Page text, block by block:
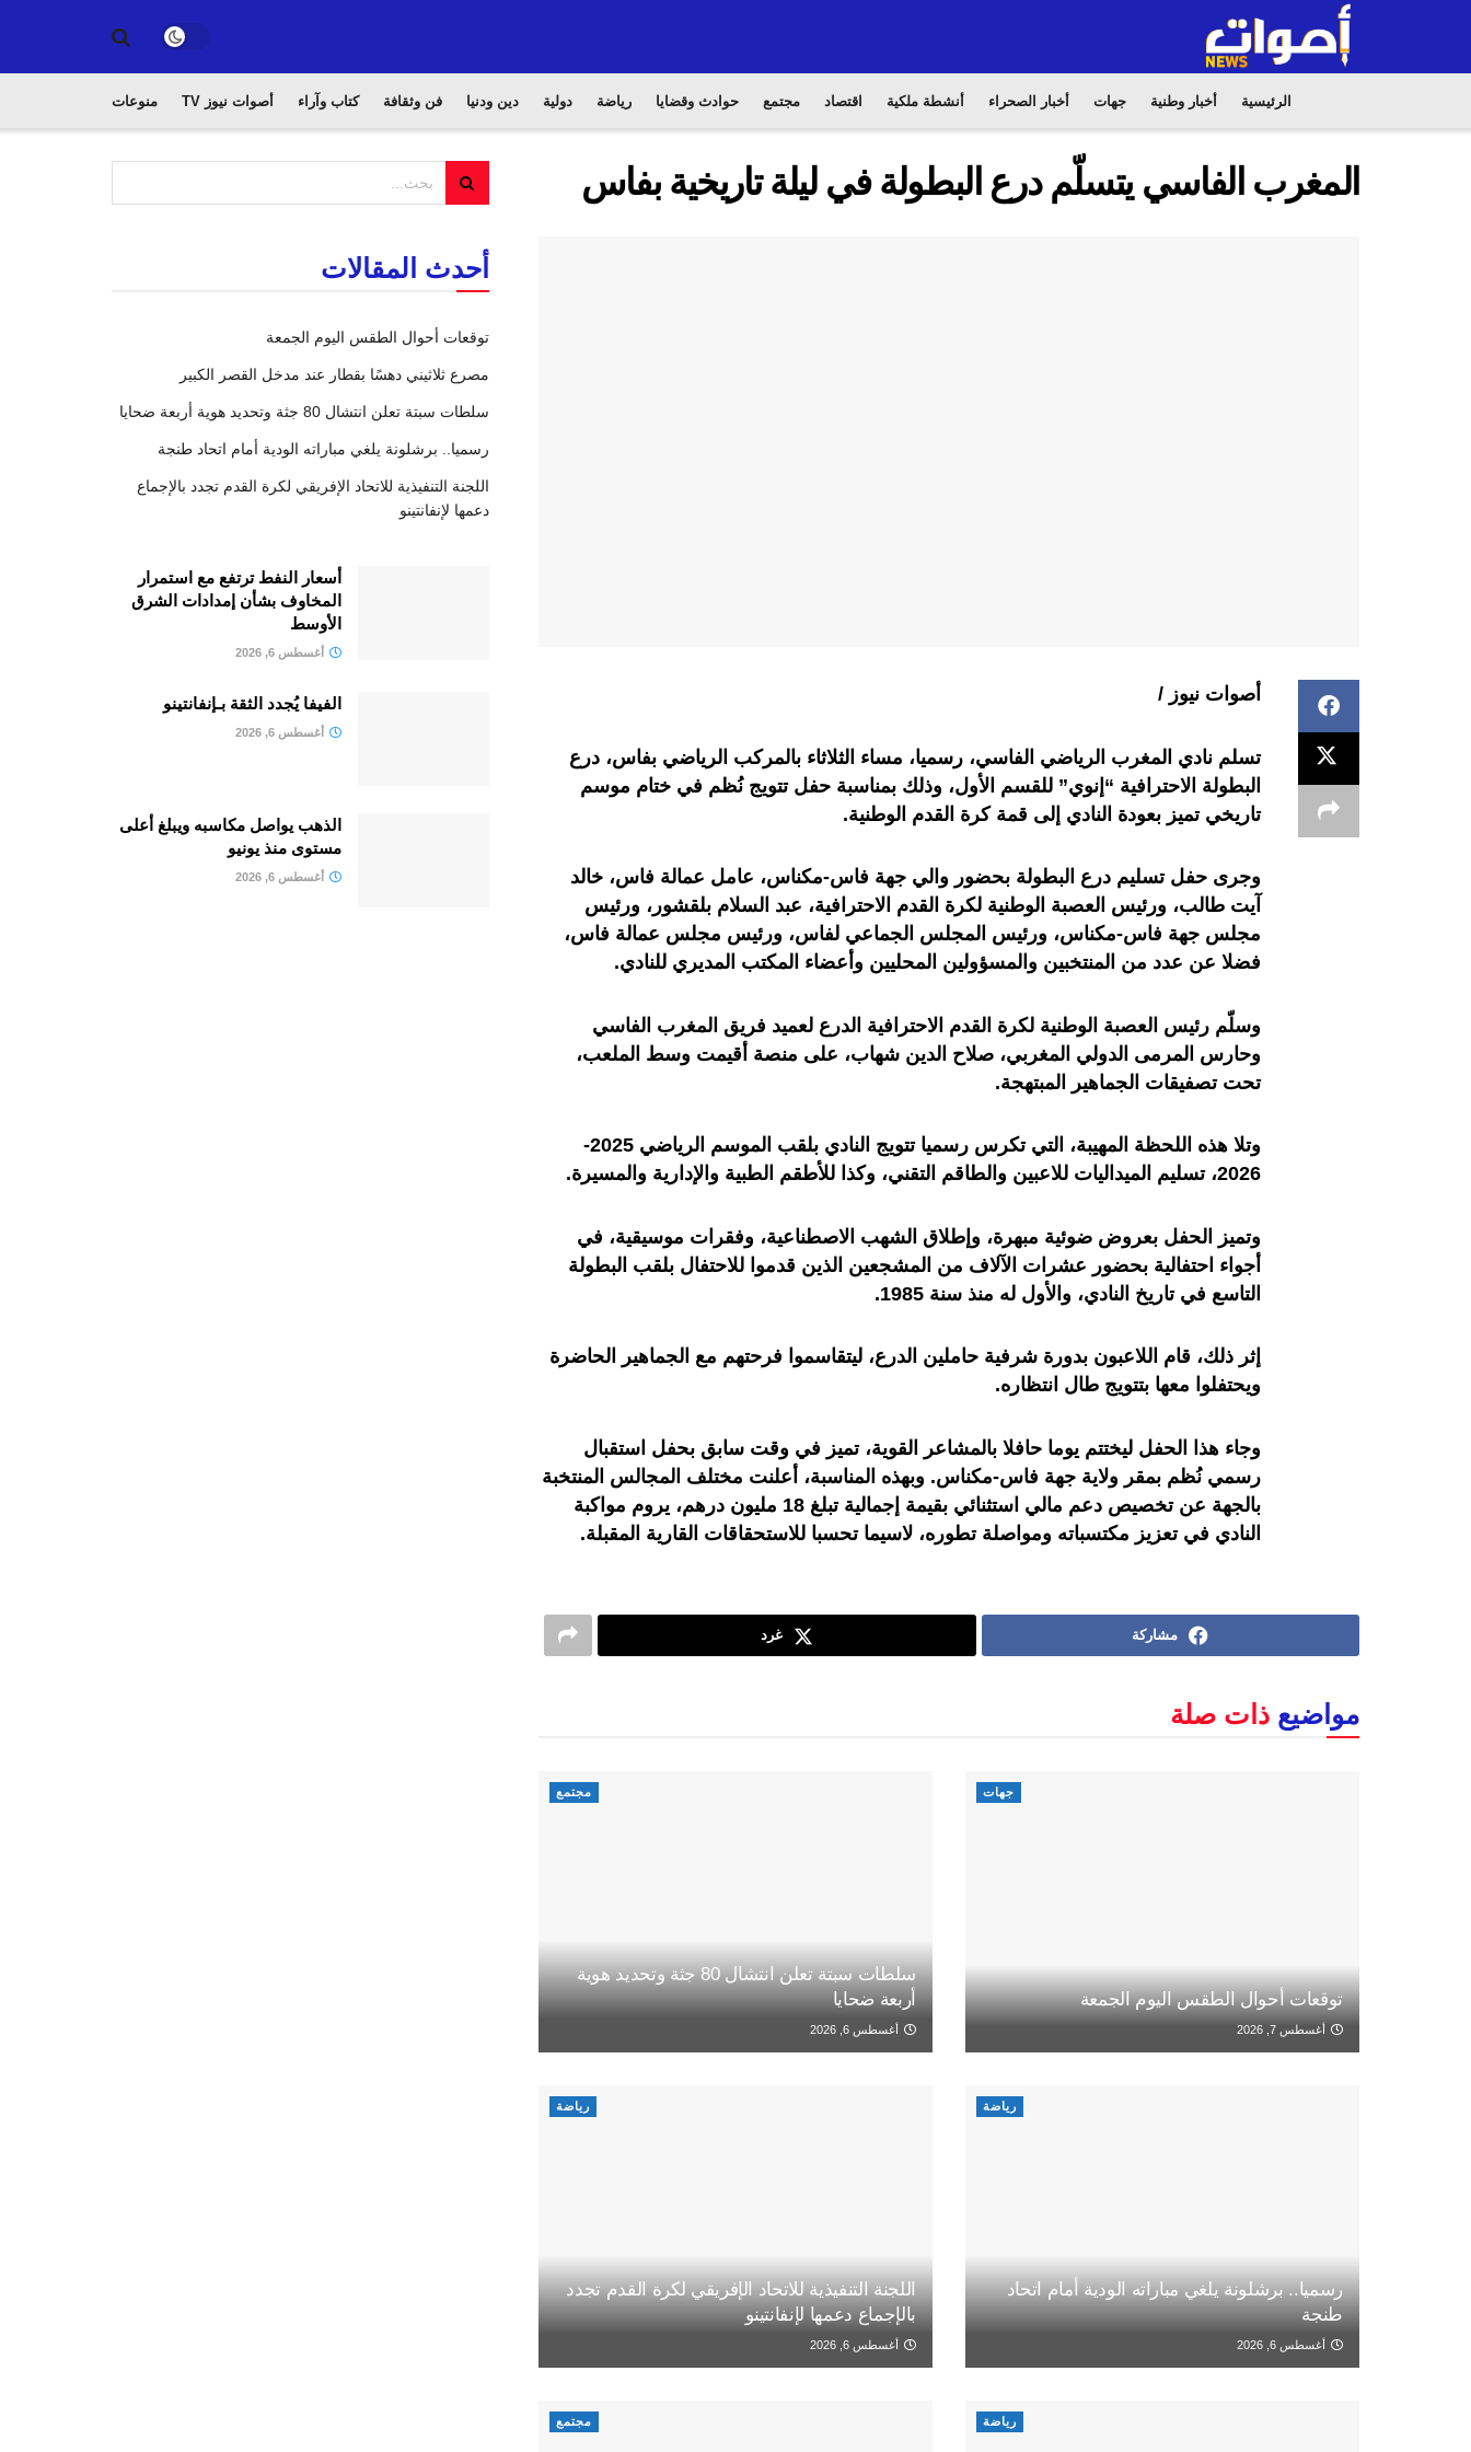
الرئيسية أخبار وطنية جهات أخبار الصحراء أنشطة ملكية اقتصاد مجتمع حوادث وقضايا رياضة دولية دين ودنيا فن وثقافة كتاب وآراء أصوات نيوز TV منوعات
المغرب الفاسي يتسلّم درع البطولة في ليلة تاريخية بفاس
أصوات نيوز /
تسلم نادي المغرب الرياضي الفاسي، رسميا، مساء الثلاثاء بالمركب الرياضي بفاس، درع
البطولة الاحترافية “إنوي” للقسم الأول، وذلك بمناسبة حفل تتويج نُظم في ختام موسم
تاريخي تميز بعودة النادي إلى قمة كرة القدم الوطنية.
وجرى حفل تسليم درع البطولة بحضور والي جهة فاس-مكناس، عامل عمالة فاس، خالد
آيت طالب، ورئيس العصبة الوطنية لكرة القدم الاحترافية، عبد السلام بلقشور، ورئيس
مجلس جهة فاس-مكناس، ورئيس المجلس الجماعي لفاس، ورئيس مجلس عمالة فاس،
فضلا عن عدد من المنتخبين والمسؤولين المحليين وأعضاء المكتب المديري للنادي.
وسلّم رئيس العصبة الوطنية لكرة القدم الاحترافية الدرع لعميد فريق المغرب الفاسي
وحارس المرمى الدولي المغربي، صلاح الدين شهاب، على منصة أقيمت وسط الملعب،
تحت تصفيقات الجماهير المبتهجة.
وتلا هذه اللحظة المهيبة، التي تكرس رسميا تتويج النادي بلقب الموسم الرياضي 2025-
2026، تسليم الميداليات للاعبين والطاقم التقني، وكذا للأطقم الطبية والإدارية والمسيرة.
وتميز الحفل بعروض ضوئية مبهرة، وإطلاق الشهب الاصطناعية، وفقرات موسيقية، في
أجواء احتفالية بحضور عشرات الآلاف من المشجعين الذين قدموا للاحتفال بلقب البطولة
التاسع في تاريخ النادي، والأول له منذ سنة 1985.
إثر ذلك، قام اللاعبون بدورة شرفية حاملين الدرع، ليتقاسموا فرحتهم مع الجماهير الحاضرة
ويحتفلوا معها بتتويج طال انتظاره.
وجاء هذا الحفل ليختتم يوما حافلا بالمشاعر القوية، تميز في وقت سابق بحفل استقبال
رسمي نُظم بمقر ولاية جهة فاس-مكناس. وبهذه المناسبة، أعلنت مختلف المجالس المنتخبة
بالجهة عن تخصيص دعم مالي استثنائي بقيمة إجمالية تبلغ 18 مليون درهم، يروم مواكبة
النادي في تعزيز مكتسباته ومواصلة تطوره، لاسيما تحسبا للاستحقاقات القارية المقبلة.
مشاركة غرد
مواضيع ذات صلة
جهات
توقعات أحوال الطقس اليوم الجمعة
أغسطس 7, 2026
مجتمع
سلطات سبتة تعلن انتشال 80 جثة وتحديد هوية
أربعة ضحايا
أغسطس 6, 2026
رياضة
رسميا.. برشلونة يلغي مباراته الودية أمام اتحاد
طنجة
أغسطس 6, 2026
رياضة
اللجنة التنفيذية للاتحاد الإفريقي لكرة القدم تجدد
بالإجماع دعمها لإنفانتينو
أغسطس 6, 2026
رياضة مجتمع
أحدث المقالات
توقعات أحوال الطقس اليوم الجمعة
مصرع ثلاثيني دهسًا بقطار عند مدخل القصر الكبير
سلطات سبتة تعلن انتشال 80 جثة وتحديد هوية أربعة ضحايا
رسميا.. برشلونة يلغي مباراته الودية أمام اتحاد طنجة
اللجنة التنفيذية للاتحاد الإفريقي لكرة القدم تجدد بالإجماع
دعمها لإنفانتينو
أسعار النفط ترتفع مع استمرار
المخاوف بشأن إمدادات الشرق
الأوسط
أغسطس 6, 2026
الفيفا يُجدد الثقة بـإنفانتينو
أغسطس 6, 2026
الذهب يواصل مكاسبه ويبلغ أعلى
مستوى منذ يونيو
أغسطس 6, 2026